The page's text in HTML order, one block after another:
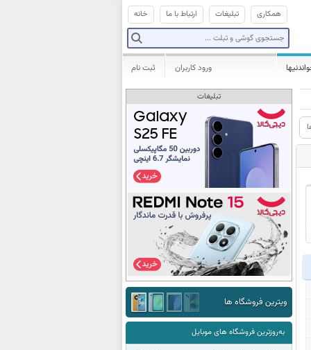
خانه ارتباط با ما تبلیغات همکاری
ثبت نام ورود کاربران
تبلیغات
ویترین فروشگاه ها
به‌روزترین فروشگاه های موبایل